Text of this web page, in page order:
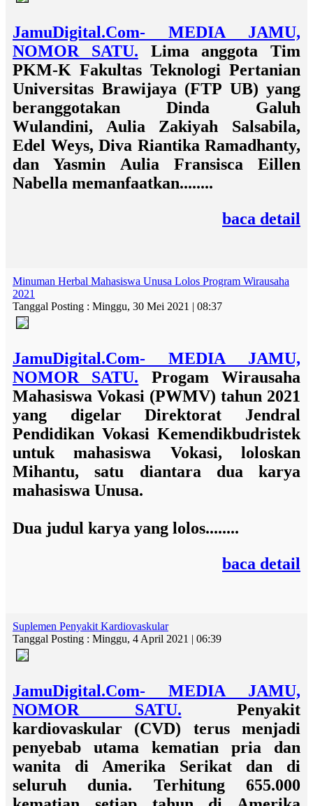
JamuDigital.Com- MEDIA JAMU,
NOMOR SATU.
Lima anggota Tim
PKM-K Fakultas Teknologi Pertanian
Universitas Brawijaya (FTP UB) yang
beranggotakan Dinda Galuh
Wulandini, Aulia Zakiyah Salsabila,
Edel Weys, Diva Riantika Ramadhanty,
dan Yasmin Aulia Fransisca Eillen
Nabella memanfaatkan........
baca detail
Minuman Herbal Mahasiswa Unusa Lolos Program Wirausaha
2021
Tanggal Posting : Minggu, 30 Mei 2021 | 08:37
JamuDigital.Com- MEDIA JAMU,
NOMOR SATU.
Progam Wirausaha
Mahasiswa Vokasi (PWMV) tahun 2021
yang digelar Direktorat Jendral
Pendidikan Vokasi Kemendikbudristek
untuk mahasiswa Vokasi, loloskan
Mihantu, satu diantara dua karya
mahasiswa Unusa.
Dua judul karya yang lolos........
baca detail
Suplemen Penyakit Kardiovaskular
Tanggal Posting : Minggu, 4 April 2021 | 06:39
JamuDigital.Com- MEDIA JAMU,
NOMOR SATU. Penyakit
kardiovaskular (CVD) terus menjadi
penyebab utama kematian pria dan
wanita di Amerika Serikat dan di
seluruh dunia. Terhitung 655.000